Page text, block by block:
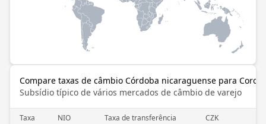
Compare taxas de câmbio Córdoba nicaraguense para Coroa
Subsídio típico de vários mercados de câmbio de varejo
Taxa NIO Taxa de transferência CZK